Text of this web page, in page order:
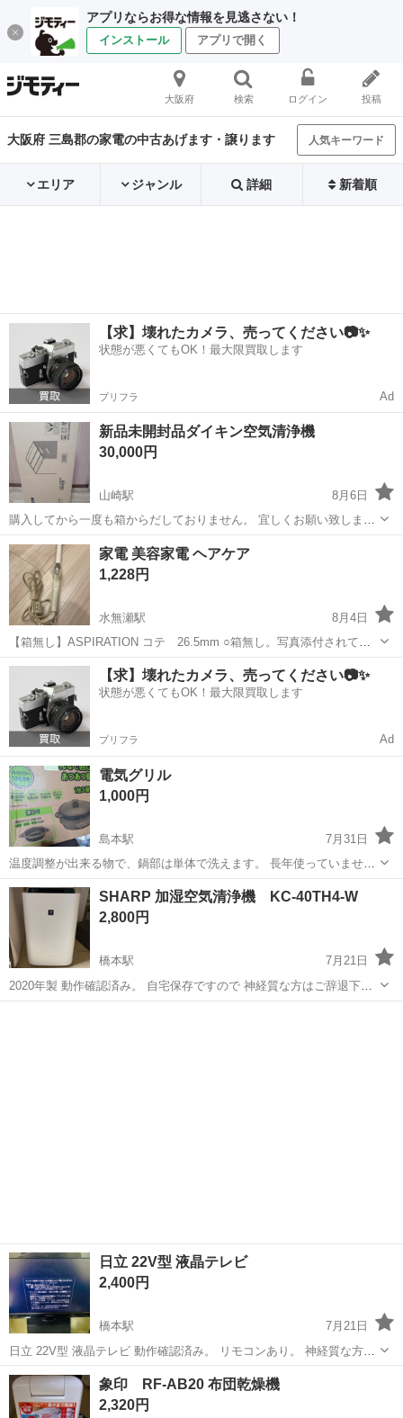
アプリならお得な情報を見逃さない！
インストール アプリで開く
大阪府 検索 ログイン 投稿
大阪府 三島郡の家電の中古あげます・譲ります 人気キーワード
エリア ジャンル 詳細 新着順
【求】壊れたカメラ、売ってください📷✨
状態が悪くてもOK！最大限買取します
プリフラ Ad
新品未開封品ダイキン空気清浄機
30,000円
山崎駅
8月6日
購入してから一度も箱からだしておりません。 宜しくお願い致しま
す。
大阪 三島郡 山崎駅 季節、空調家電
家電 美容家電 ヘアケア
1,228円
水無瀬駅
8月4日
【箱無し】ASPIRATION コテ 26.5mm ○箱無し。写真添付されてい
る商品のみ。 ○サイズ:26.5mm ○温度120〜220度 ○使用回数:数回ほど
○電源:点灯確認済み（2枚目） ○特徴:バレル部分にセラミッ...
大阪 三島郡 水無瀬駅 ASPIRATION
【求】壊れたカメラ、売ってください📷✨
状態が悪くてもOK！最大限買取します
プリフラ Ad
電気グリル
1,000円
島本駅
7月31日
温度調整が出来る物で、鍋部は単体で洗えます。 長年使っていません
ので保証出来ませんが。 値下げしました。
大阪 三島郡 キッチン家電
SHARP 加湿空気清浄機 KC-40TH4-W
2,800円
橋本駅
7月21日
2020年製 動作確認済み。 自宅保存ですので 神経質な方はご辞退下さ
い。 他にも色々掲載済みです。 おまとめの際はお値下げもいたしま
日立 22V型 液晶テレビ
2,400円
橋本駅
7月21日
日立 22V型 液晶テレビ 動作確認済み。 リモコンあり。 神経質な方は
ご辞退下さい。 他にも色々掲載済みです。 おまとめの際はお値下げも
いたします。 質問等ございましたらお教え下さい。
大阪 三島郡 橋本駅
象印 RF-AB20 布団乾燥機
2,320円